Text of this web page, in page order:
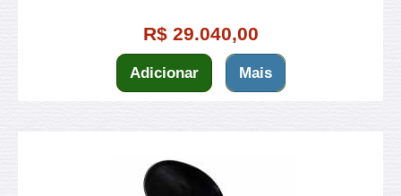
R$ 29.040,00
Adicionar Mais